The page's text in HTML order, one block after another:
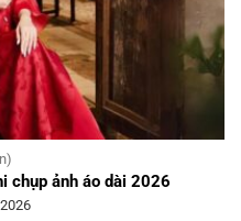
chụp ảnh áo dài 2026